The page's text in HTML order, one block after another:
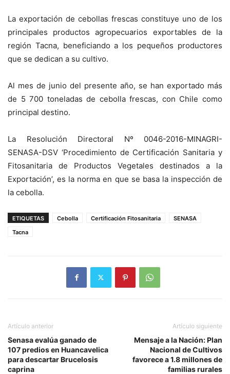
La exportación de cebollas frescas constituye uno de los
principales productos agropecuarios exportables de la
región Tacna, beneficiando a los pequeños productores
que se dedican a su cultivo.
Al mes de junio del presente año, se han exportado más
de 5 700 toneladas de cebolla frescas, con Chile como
principal destino.
La Resolución Directoral Nº 0046-2016-MINAGRI-
SENASA-DSV ‘Procedimiento de Certificación Sanitaria y
Fitosanitaria de Productos Vegetales destinados a la
Exportación’, es la norma en que se basa la inspección de
la cebolla.
ETIQUETAS Cebolla Certificación Fitosanitaria
SENASA
Tacna
Artículo anterior
Senasa evalúa ganado de
107 predios en Huancavelica
para descartar Brucelosis
caprina
Artículo siguiente
Mensaje a la Nación: Plan
Nacional de Cultivos
favorece a 1.8 millones de
familias rurales